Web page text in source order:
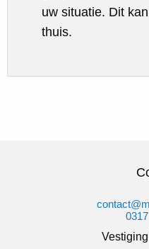
uw situatie. Dit
thuis.